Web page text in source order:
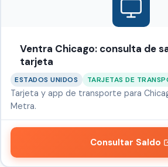
Ventra Chicago: consulta de
tarjeta
ESTADOS UNIDOS TARJETAS DE
Tarjeta y app de transporte para
Metra.
Consultar Saldo